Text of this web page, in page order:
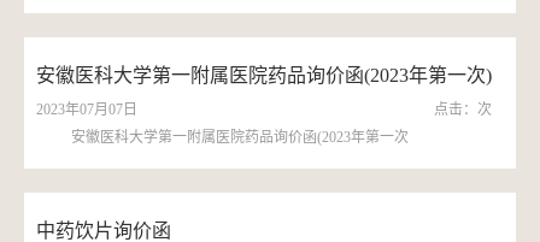
安徽医科大学第一附属医院药品询价函(2023年第一次)
2023年07月07日 点击： 次
安徽医科大学第一附属医院药品询价函(2023年第一次
中药饮片询价函